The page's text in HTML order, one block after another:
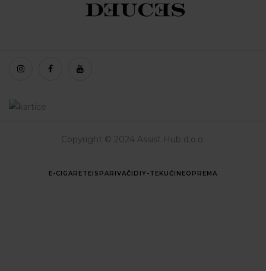
Copyright © 2024 Assist Hub d.o.o.
E-CIGARETEISPARIVAČI DIY-TEKUĆINEOPREMA